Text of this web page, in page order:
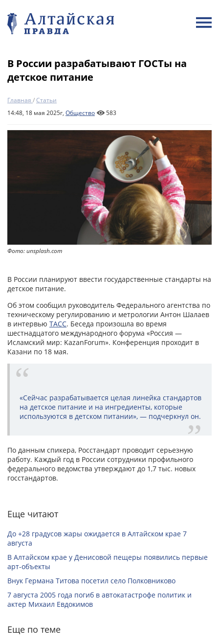
В России разрабатывают ГОСТы на
детское питание
Главная /Статьи
14:48, 18 мая 2025г, Общество 583
Фото: unsplash.com
В России планируют ввести государственные стандарты на
детское питание.
Об этом сообщил руководитель Федерального агентства по
техническому регулированию и метрологии Антон Шалаев
в интервью ТАСС. Беседа произошла во время
шестнадцатого международного форума «Россия —
Исламский мир: KazanForum». Конференция проходит в
Казани по 18 мая.
«Сейчас разрабатывается целая линейка стандартов
на детское питание и на ингредиенты, которые
используются в детском питании», — подчеркнул он.
По данным спикера, Росстандарт проводит серьезную
работу. Каждый год в России сотрудники профильного
федерального ведомства утверждают до 1,7 тыс. новых
госстандартов.
Еще читают
До +28 градусов жары ожидается в Алтайском крае 7
августа
В Алтайском крае у Денисовой пещеры появились первые
арт-объекты
Внук Германа Титова посетил село Полковниково
7 августа 2005 года погиб в автокатастрофе политик и
актер Михаил Евдокимов
Еще по теме